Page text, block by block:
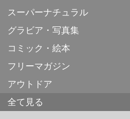
スーパーナチュラル
グラビア・写真集
コミック・絵本
フリーマガジン
アウトドア
全て見る